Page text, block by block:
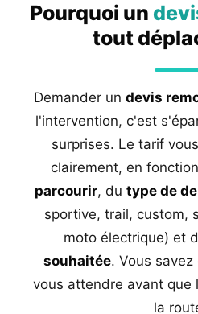
Pourquoi un
tout
Demander un devis
l'intervention, c'est
surprises. Le tarif
clairement, en
parcourir, du type de
sportive, trail, custom,
moto électrique) et
souhaitée. Vous
vous attendre avant que
la